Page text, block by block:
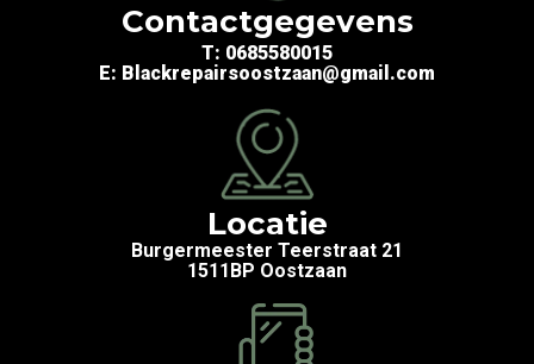
Contactgegevens
T: 0685580015
E: Blackrepairsoostzaan@gmail.com
Locatie
Burgermeester Teerstraat 21
1511BP Oostzaan